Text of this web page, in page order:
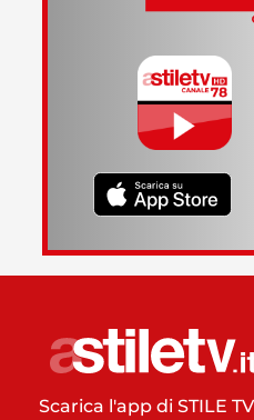
Scarica l'app di STILE